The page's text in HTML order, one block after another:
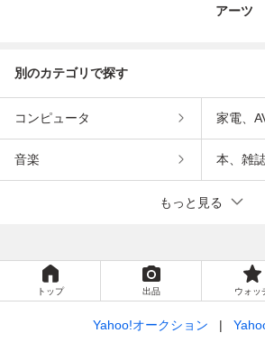
アーツ
別のカテゴリで探す
コンピュータ 家電、
音楽 本、雑
もっと見る
トップ 出品 ウォッ
Yahoo!オークション